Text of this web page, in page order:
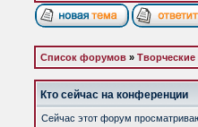
Список форумов » Творческие
Кто сейчас на конференции
Сейчас этот форум